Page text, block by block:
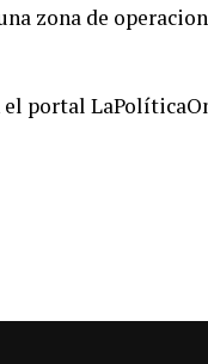
zona de
el portal